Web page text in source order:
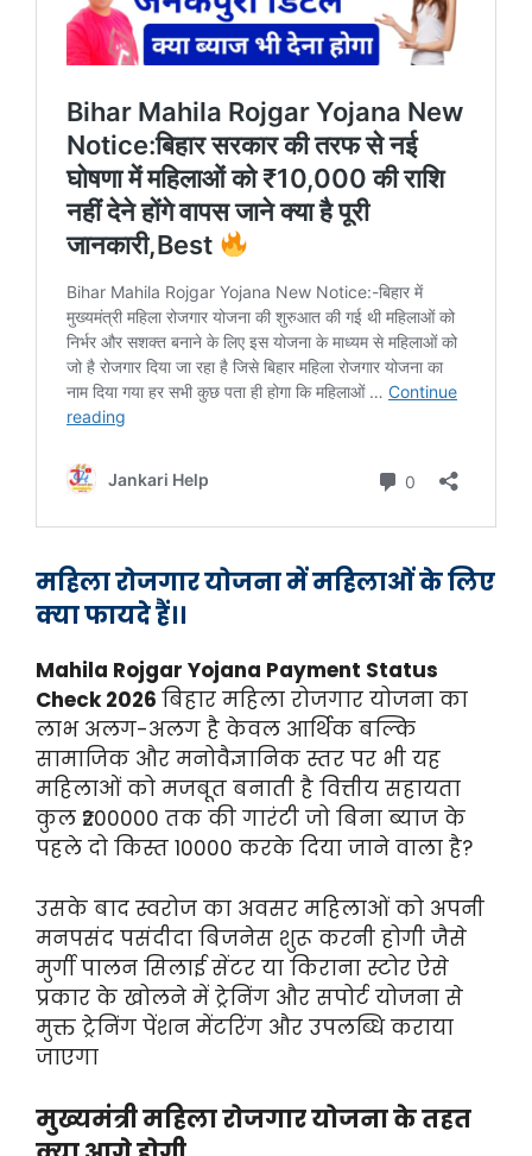
महिला रोजगार योजना में महिलाओं के लिए
क्या फायदे हैं।।
Mahila Rojgar Yojana Payment Status
Check 2026 बिहार महिला रोजगार योजना का
लाभ अलग-अलग है केवल आर्थिक बल्कि
सामाजिक और मनोवैज्ञानिक स्तर पर भी यह
महिलाओं को मजबूत बनाती है वित्तीय सहायता
कुल ₹200000 तक की गारंटी जो बिना ब्याज के
पहले दो किस्त 10000 करके दिया जाने वाला है?
उसके बाद स्वरोज का अवसर महिलाओं को अपनी
मनपसंद पसंदीदा बिजनेस शुरू करनी होगी जैसे
मुर्गी पालन सिलाई सेंटर या किराना स्टोर ऐसे
प्रकार के खोलने में ट्रेनिंग और सपोर्ट योजना से
मुक्त ट्रेनिंग पेंशन मेंटरिंग और उपलब्धि कराया
जाएगा
मुख्यमंत्री महिला रोजगार योजना के तहत